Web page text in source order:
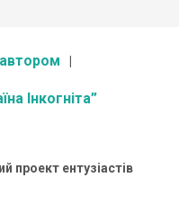
Інкогніта”
проект ентузіастів